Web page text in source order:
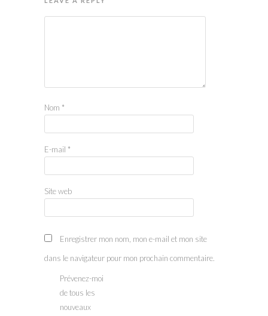
Nom *
E-mail *
Site web
Enregistrer mon nom, mon e-mail et mon site
dans le navigateur pour mon prochain commentaire.
Prévenez-moi
de tous les
nouveaux